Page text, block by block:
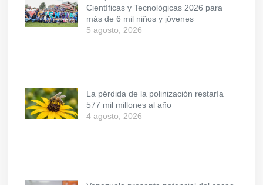
Científicas y Tecnológicas 2026 para
más de 6 mil niños y jóvenes
5 agosto, 2026
La pérdida de la polinización restaría
577 mil millones al año
4 agosto, 2026